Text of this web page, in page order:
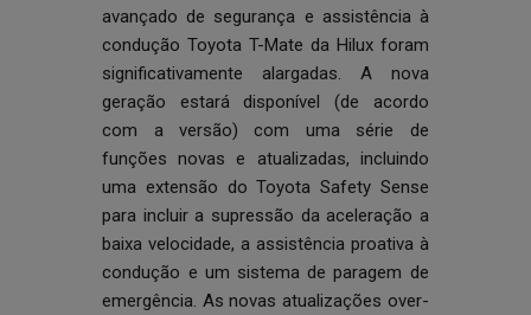
avançado de segurança e assistência à
condução Toyota T-Mate da Hilux foram
significativamente alargadas. A nova
geração estará disponível (de acordo
com a versão) com uma série de
funções novas e atualizadas, incluindo
uma extensão do Toyota Safety Sense
para incluir a supressão da aceleração a
baixa velocidade, a assistência proativa à
condução e um sistema de paragem de
emergência. As novas atualizações over-